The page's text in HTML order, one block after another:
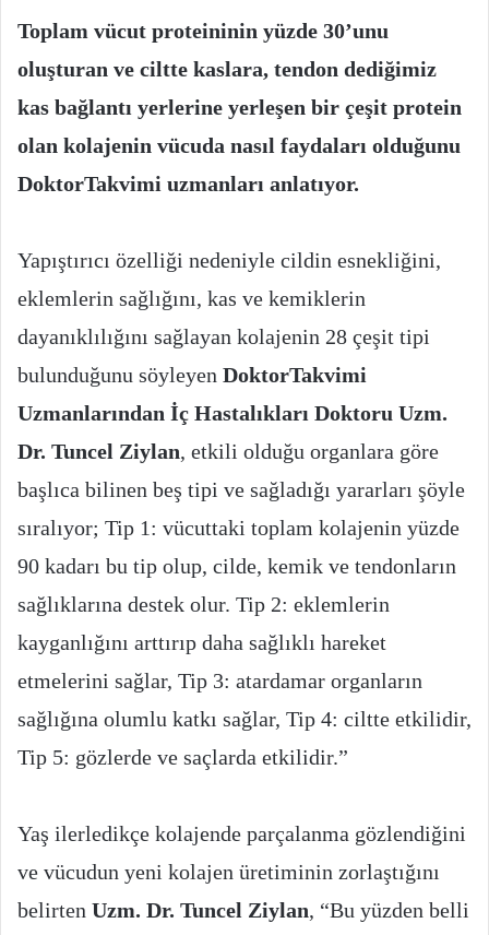
Toplam vücut proteininin yüzde 30’unu
oluşturan ve ciltte kaslara, tendon dediğimiz
kas bağlantı yerlerine yerleşen bir çeşit protein
olan kolajenin vücuda nasıl faydaları olduğunu
DoktorTakvimi uzmanları anlatıyor.
Yapıştırıcı özelliği nedeniyle cildin esnekliğini,
eklemlerin sağlığını, kas ve kemiklerin
dayanıklılığını sağlayan kolajenin 28 çeşit tipi
bulunduğunu söyleyen DoktorTakvimi
Uzmanlarından İç Hastalıkları Doktoru Uzm.
Dr. Tuncel Ziylan, etkili olduğu organlara göre
başlıca bilinen beş tipi ve sağladığı yararları şöyle
sıralıyor; Tip 1: vücuttaki toplam kolajenin yüzde
90 kadarı bu tip olup, cilde, kemik ve tendonların
sağlıklarına destek olur. Tip 2: eklemlerin
kayganlığını arttırıp daha sağlıklı hareket
etmelerini sağlar, Tip 3: atardamar organların
sağlığına olumlu katkı sağlar, Tip 4: ciltte etkilidir,
Tip 5: gözlerde ve saçlarda etkilidir.”
Yaş ilerledikçe kolajende parçalanma gözlendiğini
ve vücudun yeni kolajen üretiminin zorlaştığını
belirten Uzm. Dr. Tuncel Ziylan, “Bu yüzden belli